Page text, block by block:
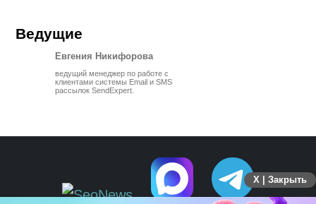
Ведущие
Евгения Никифорова
ведущий менеджер по работе с
клиентами системы Email и SMS
рассылок SendExpert.
X | Закрыть